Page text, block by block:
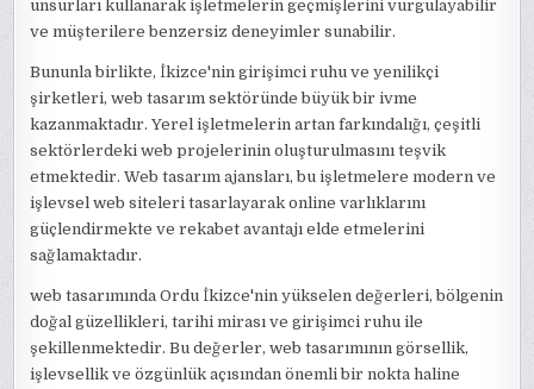
unsurları kullanarak işletmelerin geçmişlerini vurgulayabilir
ve müşterilere benzersiz deneyimler sunabilir.
Bununla birlikte, İkizce'nin girişimci ruhu ve yenilikçi
şirketleri, web tasarım sektöründe büyük bir ivme
kazanmaktadır. Yerel işletmelerin artan farkındalığı, çeşitli
sektörlerdeki web projelerinin oluşturulmasını teşvik
etmektedir. Web tasarım ajansları, bu işletmelere modern ve
işlevsel web siteleri tasarlayarak online varlıklarını
güçlendirmekte ve rekabet avantajı elde etmelerini
sağlamaktadır.
web tasarımında Ordu İkizce'nin yükselen değerleri, bölgenin
doğal güzellikleri, tarihi mirası ve girişimci ruhu ile
şekillenmektedir. Bu değerler, web tasarımının görsellik,
işlevsellik ve özgünlük açısından önemli bir nokta haline